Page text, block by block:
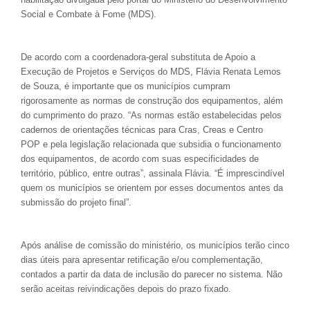
Social e Combate à Fome (MDS).
De acordo com a coordenadora-geral substituta de Apoio a
Execução de Projetos e Serviços do MDS, Flávia Renata Lemos
de Souza, é importante que os municípios cumpram
rigorosamente as normas de construção dos equipamentos, além
do cumprimento do prazo. “As normas estão estabelecidas pelos
cadernos de orientações técnicas para Cras, Creas e Centro
POP e pela legislação relacionada que subsidia o funcionamento
dos equipamentos, de acordo com suas especificidades de
território, público, entre outras”, assinala Flávia. “É imprescindível
quem os municípios se orientem por esses documentos antes da
submissão do projeto final”.
Após análise de comissão do ministério, os municípios terão cinco
dias úteis para apresentar retificação e/ou complementação,
contados a partir da data de inclusão do parecer no sistema. Não
serão aceitas reivindicações depois do prazo fixado.